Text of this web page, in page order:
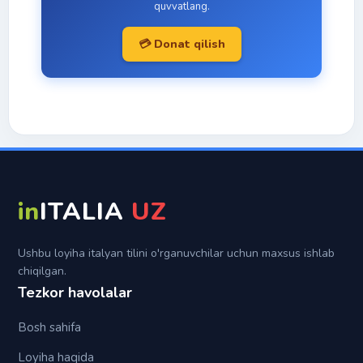
Passato remoto
Trapassato prossimo
Trapassato remoto
Su
Italyan imo-ishoralari
Topiklar
quvvatlang.
💳 Donat qilish
inITALIA UZ
Ushbu loyiha italyan tilini o'rganuvchilar uchun maxsus ishlab
chiqilgan.
Tezkor havolalar
Bosh sahifa
Loyiha haqida